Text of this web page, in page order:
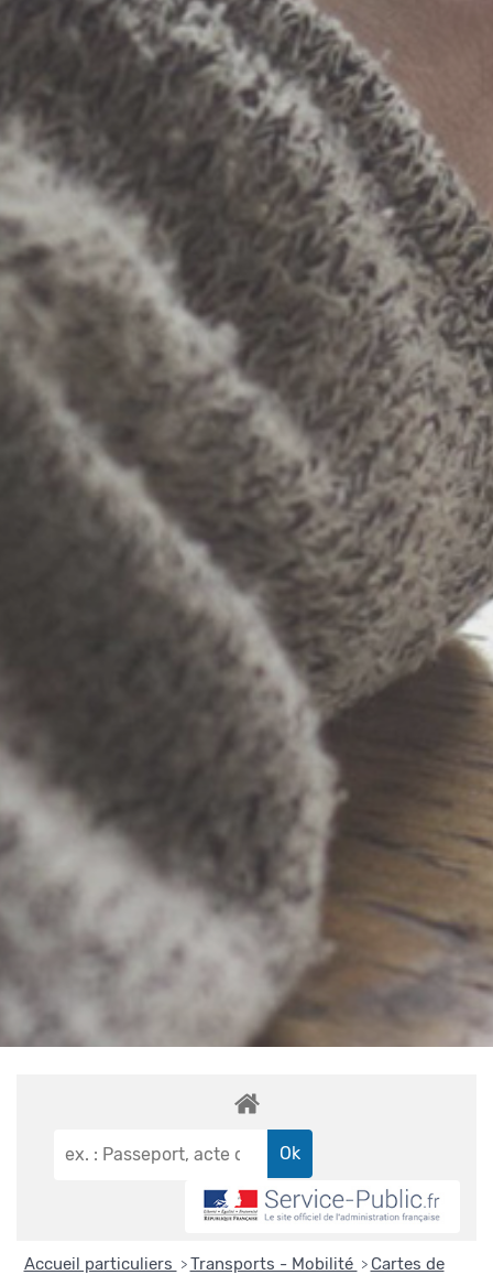
Accueil particuliers > Transports - Mobilité > Cartes de